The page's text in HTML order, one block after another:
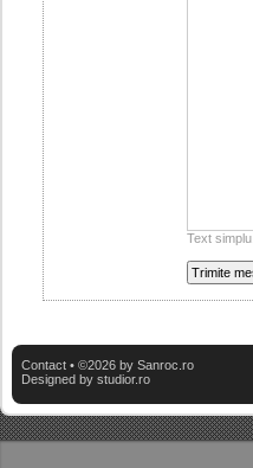
Text simplu.
Contact • ©2026 by Sanroc.ro
Designed by studior.ro